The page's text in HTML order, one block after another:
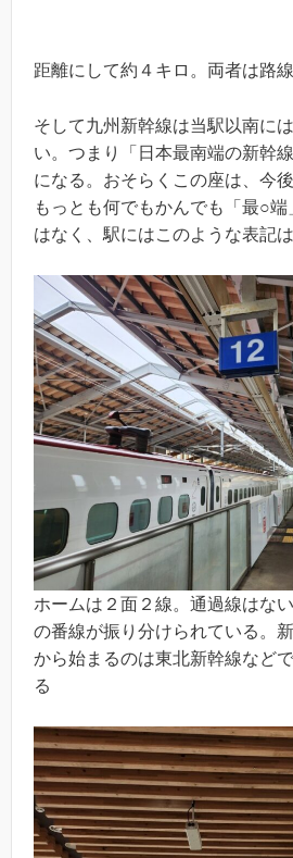
距離にして約４キロ。両者は路
そして九州新幹線は当駅以南に
い。つまり「日本最南端の新幹
になる。おそらくこの座は、今
もっとも何でもかんでも「最○
はなく、駅にはこのような表記
ホームは２面２線。通過線はな
の番線が振り分けられている。
から始まるのは東北新幹線など
る